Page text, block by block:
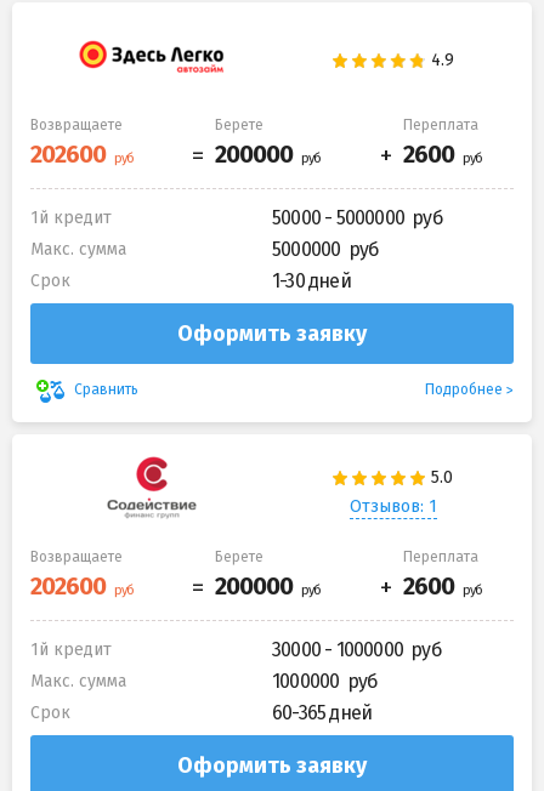
Возвращаете Берете Переплата
1й кредит 50000 - 5000000
Макс. сумма 5000000
Срок 1-30 дней
Оформить заявку
Сравнить Подробнее
Отзывов: 1
Возвращаете Берете Переплата
1й кредит 30000 - 1000000
Макс. сумма 1000000
Срок 60-365 дней
Оформить заявку